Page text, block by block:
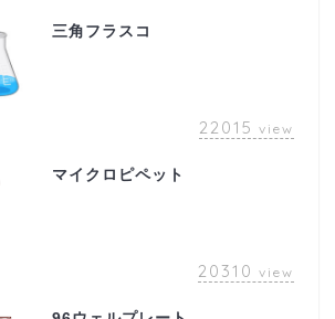
三角フラスコ
22015 view
マイクロピペット
20310 view